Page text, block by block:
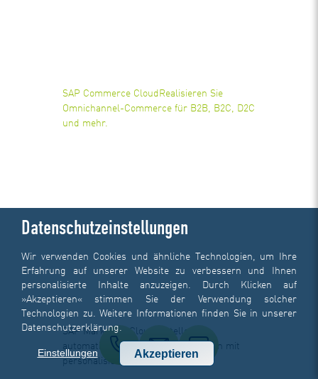
SAP Commerce Cloud Realisieren Sie
Omnichannel-Commerce für B2B, B2C, D2C
und mehr.
SAP Marketing Cloud
Erstellen Sie
automatisierte Marketingkampagnen mit
personalisierten Inhalten.
Datenschutzeinstellungen
Wir verwenden Cookies und ähnliche Technologien, um Ihre
Erfahrung auf unserer Website zu verbessern und Ihnen
personalisierte Inhalte anzuzeigen. Durch Klicken auf
»Akzeptieren« stimmen Sie der Verwendung solcher
Technologien zu. Weitere Informationen finden Sie in unserer
Datenschutzerklärung
Einstellungen Akzeptieren